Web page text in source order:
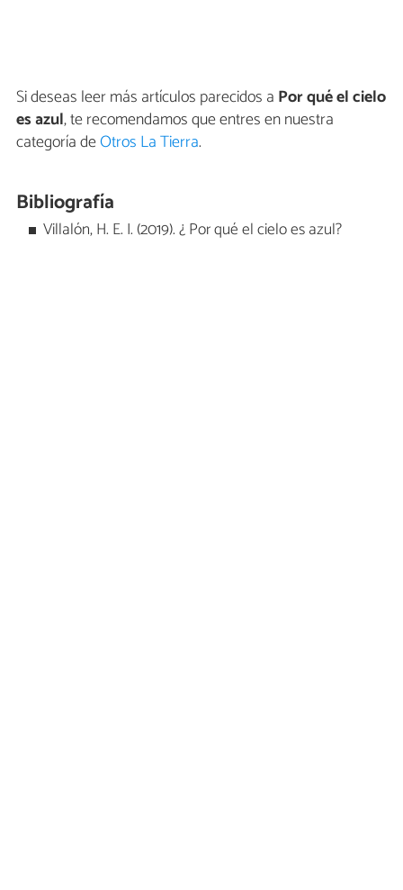
Si deseas leer más artículos parecidos a Por qué el cielo
es azul, te recomendamos que entres en nuestra
categoría deOtros La Tierra.
Bibliografía
Villalón, H. E. I. (2019). ¿ Por qué el cielo es azul?